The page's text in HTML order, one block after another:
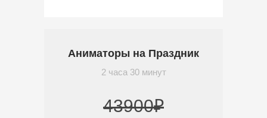
Аниматоры на Праздник
2 часа 30 минут
43900₽